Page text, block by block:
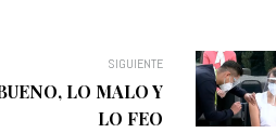
SIGUIENTE
LO MALO Y
LO FEO